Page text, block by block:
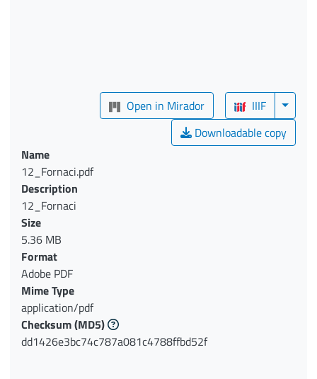
Open in Mirador
IIIF
Downloadable copy
Name
12_Fornaci.pdf
Description
12_Fornaci
Size
5.36 MB
Format
Adobe PDF
Mime Type
application/pdf
Checksum(MD5)
dd1426e3bc74c787a081c4788ffbd52f